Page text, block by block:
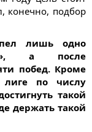
конечно, подбор
лишь одно
а после
побед. Кроме
лиге по числу
такой
держать такой